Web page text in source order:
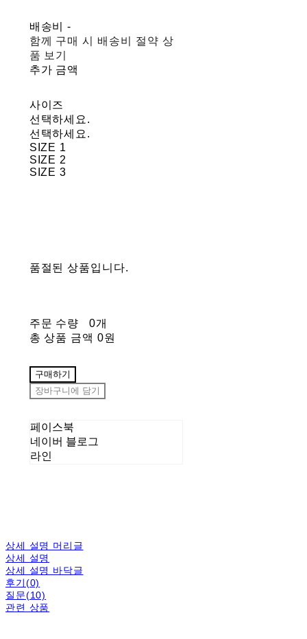
배송비-
함께 구매 시 배송비 절약 상
품 보기
추가 금액
사이즈
선택하세요.
선택하세요.
SIZE 1
SIZE 2
SIZE 3
품절된 상품입니다.
주문 수량
0개
총 상품 금액 0원
구매하기
장바구니에 담기
페이스북
네이버 블로그
라인
상세 설명 머리글
상세 설명
상세 설명 바닥글
후기(0)
질문(10)
관련 상품